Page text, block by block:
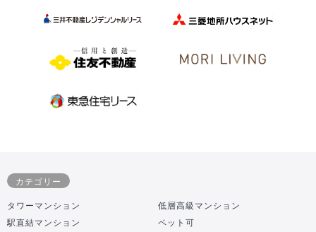
カテゴリー
タワーマンション
低層高級マンション
駅直結マンション
ペット可